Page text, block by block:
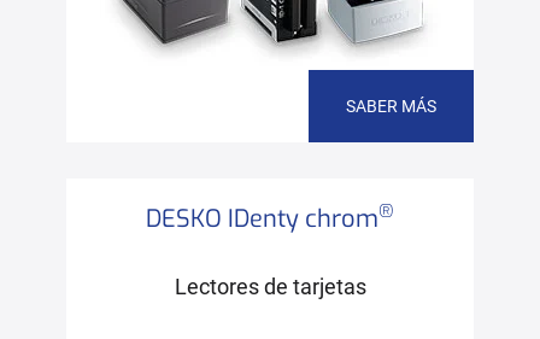
SABER MÁS
DESKO IDenty chrom®
Lectores de tarjetas